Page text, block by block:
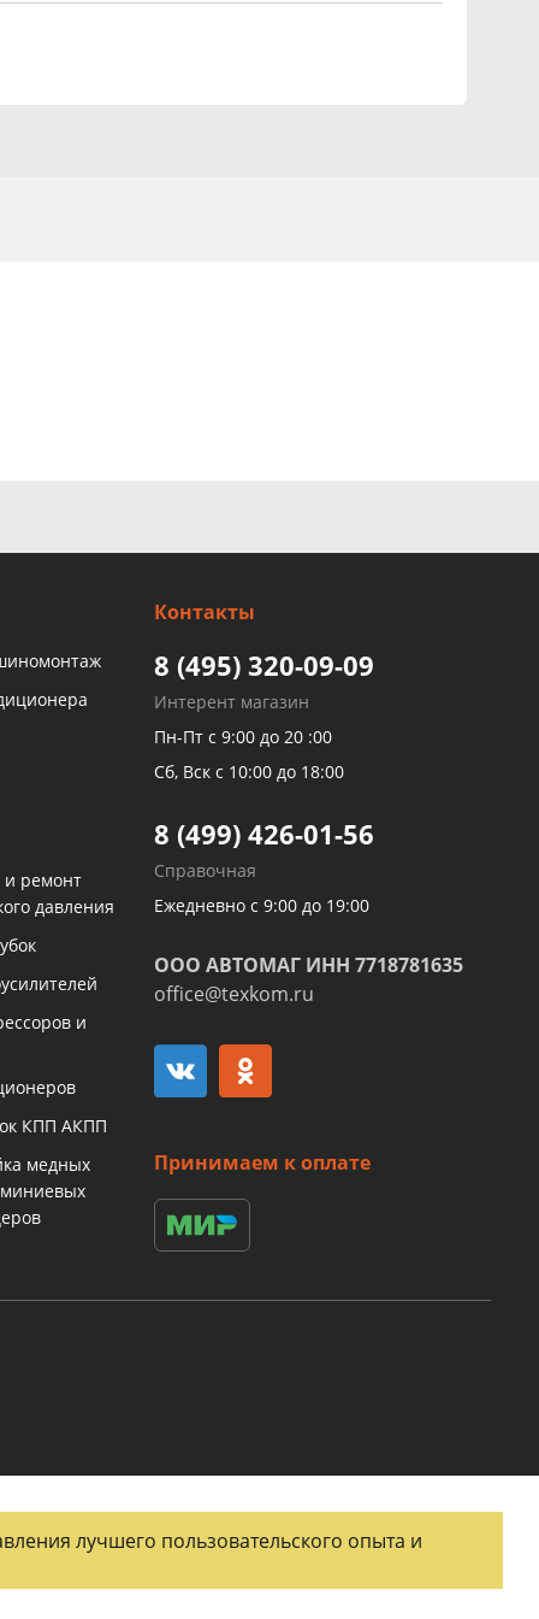
и ремонт
давления
и
КПП АКПП
медных
Контакты
8 (495) 320-09-09
Интерент магазин
Пн-Пт с 9:00 до 20 :00
Сб, Вск с 10:00 до 18:00
8 (499) 426-01-56
Справочная
Ежедневно с 9:00 до 19:00
ООО АВТОМАГ ИНН 7718781635
office@texkom.ru
Принимаем к оплате
лучшего пользовательского опыта и